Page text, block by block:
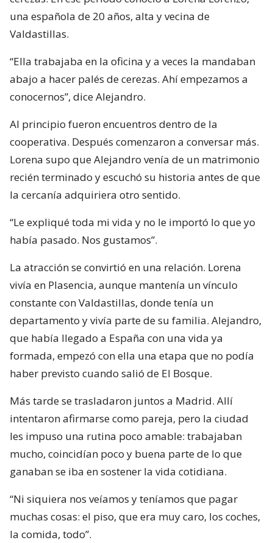
una española de 20 años, alta y vecina de
Valdastillas.
“Ella trabajaba en la oficina y a veces la mandaban
abajo a hacer palés de cerezas. Ahí empezamos a
conocernos”, dice Alejandro.
Al principio fueron encuentros dentro de la
cooperativa. Después comenzaron a conversar más.
Lorena supo que Alejandro venía de un matrimonio
recién terminado y escuchó su historia antes de que
la cercanía adquiriera otro sentido.
“Le expliqué toda mi vida y no le importó lo que yo
había pasado. Nos gustamos”.
La atracción se convirtió en una relación. Lorena
vivía en Plasencia, aunque mantenía un vínculo
constante con Valdastillas, donde tenía un
departamento y vivía parte de su familia. Alejandro,
que había llegado a España con una vida ya
formada, empezó con ella una etapa que no podía
haber previsto cuando salió de El Bosque.
Más tarde se trasladaron juntos a Madrid. Allí
intentaron afirmarse como pareja, pero la ciudad
les impuso una rutina poco amable: trabajaban
mucho, coincidían poco y buena parte de lo que
ganaban se iba en sostener la vida cotidiana.
“Ni siquiera nos veíamos y teníamos que pagar
muchas cosas: el piso, que era muy caro, los coches,
la comida, todo”.